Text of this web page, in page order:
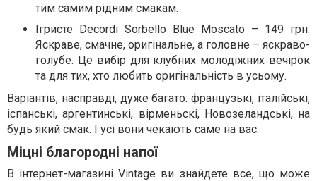
тим самим рідним смакам.
Ігристе Decordi Sorbello Blue Moscato – 149 грн.
Яскраве, смачне, оригінальне, а головне – яскраво-
голубе. Це вибір для клубних молодіжних вечірок
та для тих, хто любить оригінальність в усьому.
Варіантів, насправді, дуже багато: французькі, італійські,
іспанські, аргентинські, вірменьскі, Новозеландські, на
будь який смак. І усі вони чекають саме на вас.
Міцні благородні напої
В інтернет-магазині Vintage ви знайдете все, що може